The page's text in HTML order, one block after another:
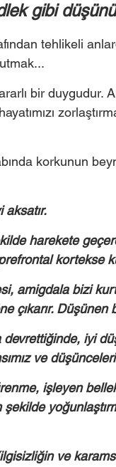
gibi
tehlikeli
bir duygudur.
korkunun
harekete
kortekse
amigdala bizi
çıkarır.
iyi
ve
işleyen
ve